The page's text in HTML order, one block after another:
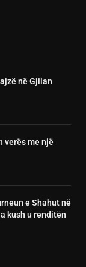
në Gjilan
verës me një
e Shahut në
kush u renditën